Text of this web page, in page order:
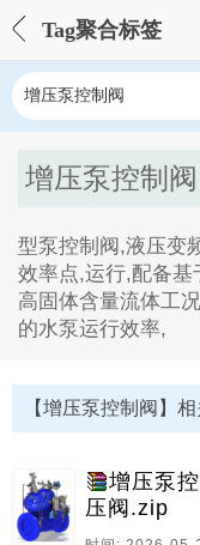
Tag聚合标签
增压泵控制阀
型泵控制阀,液压变
效率点,运行,配备基
高固体含量流体工
的水泵运行效率,
1、型泵控制阀,液
佳效率点,运行,配
为高固体含量流体
上的水泵运行效率。
【增压泵控制阀】
增压泵
压阀.zip